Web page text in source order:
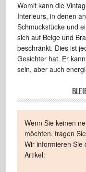
Womit kann die
Interieurs, in denen
Schmuckstücke und
sich auf Beige und
beschränkt. Dies ist
Gesichter hat. Er
sein, aber auch
Wenn Sie keinen
möchten, tragen
Wir informieren Sie
Artikel: